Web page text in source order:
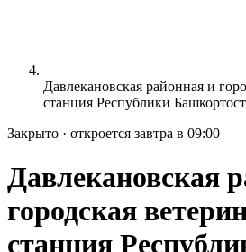
Давлекановская районная и
станция Республики
Закрыто · откроется завтра в 09:00
Давлекановская
городская
станция